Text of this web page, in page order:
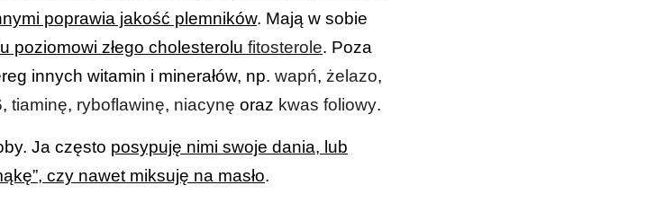
poprawia jakość plemników. Mają w sobie
poziomowi złego cholesterolu fitosterole. Poza
innych witamin i minerałów, np. wapń, żelazo,
, tiaminę, ryboflawinę, niacynę oraz kwas foliowy.
Ja często posypuję nimi swoje dania, lub
czy nawet miksuję na masło.